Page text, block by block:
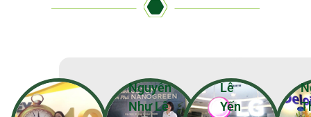
Nguyễn
Như Lê
Lê
Yến